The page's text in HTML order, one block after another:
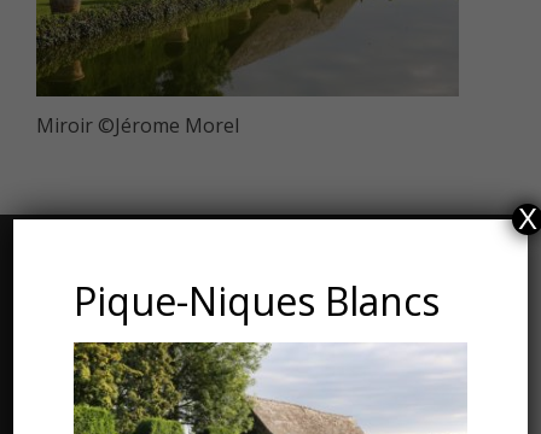
Miroir ©Jérome Morel
Les Jardins du Manoir d’Eyrignac
24590 Salignac-Eyvigues
Dordogne – Périgord
Pique-Niques Blancs
X